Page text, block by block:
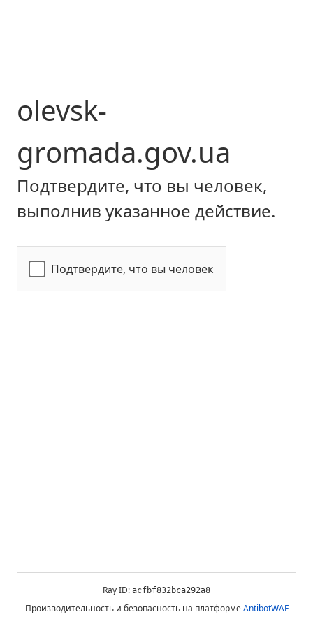
olevsk-
gromada.gov.ua
Подтвердите, что вы человек,
выполнив указанное действие.
Подтвердите, что вы человек
Ray ID: acfbf832bca292a8
Производительность и безопасность на платформеAntibotWAF